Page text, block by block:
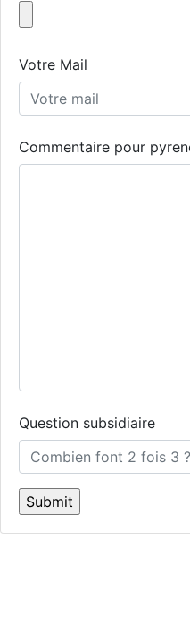
Votre Mail
Commentaire pour
Question subsidiaire